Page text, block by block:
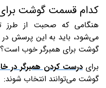
کدام قسمت گوشت
هنگامی که صحبت از طرز
می‌شود، باید به این پرسش
گوشت برای همبرگر خوب است؟
برایدرست کردن همبرگر در
گوشت می‌توانند انتخاب شوند: